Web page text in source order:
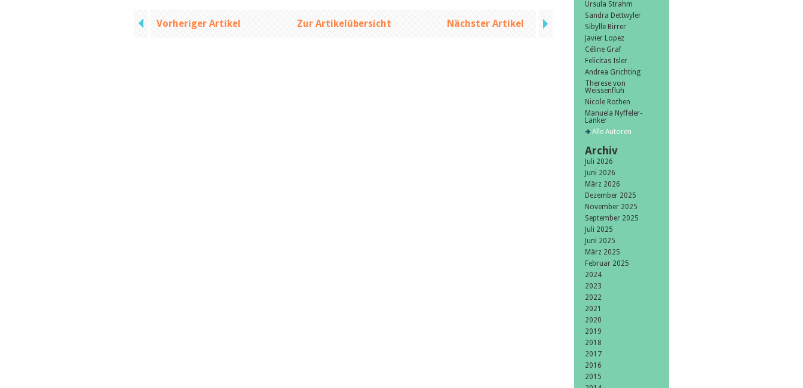
Vorheriger Artikel Zur Artikelübersicht Nächster Artikel
Ursula Strahm
Sandra Dettwyler
Sibylle Birrer
Javier Lopez
Céline Graf
Felicitas Isler
Andrea Grichting
Therese von
Weissenfluh
Nicole Rothen
Manuela Nyffeler-
Lanker
Alle Autoren
Archiv
Juli 2026
Juni 2026
März 2026
Dezember 2025
November 2025
September 2025
Juli 2025
Juni 2025
März 2025
Februar 2025
2024
2023
2022
2021
2020
2019
2018
2017
2016
2015